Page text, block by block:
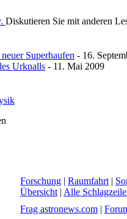
Diskutieren Sie mit anderen
Superhaufen - 16.
Urknalls - 11. Mai 2009
Forschung | Raumfahrt |
Übersicht | Alle
Frag astronews.com |